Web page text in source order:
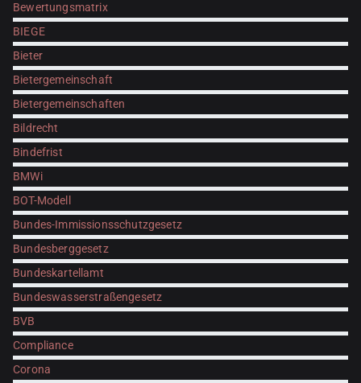
Bewertungsmatrix
BIEGE
Bieter
Bietergemeinschaft
Bietergemeinschaften
Bildrecht
Bindefrist
BMWi
BOT-Modell
Bundes-Immissionsschutzgesetz
Bundesberggesetz
Bundeskartellamt
Bundeswasserstraßengesetz
BVB
Compliance
Corona